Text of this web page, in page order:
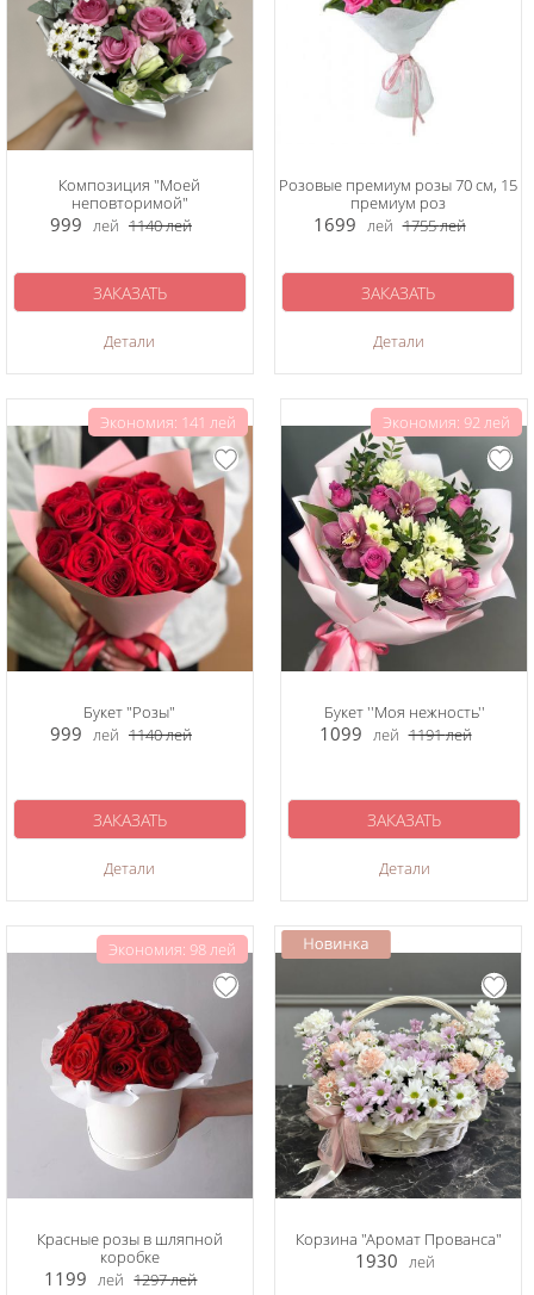
Композиция "Моей
неповторимой"
999 лей 1140лей
Детали
ЗАКАЗАТЬ
Розовые премиум розы 70 см, 15
премиум роз
1699 лей 1755лей
Детали
ЗАКАЗАТЬ
Экономия: 141 лей
Букет "Розы"
999 лей 1140лей
Детали
ЗАКАЗАТЬ
Экономия: 92 лей
Букет ''Моя нежность''
1099 лей 1191лей
Детали
ЗАКАЗАТЬ
Экономия: 98 лей
Красные розы в шляпной
коробке
1199 лей 1297лей
Корзина "Аромат Прованса"
1930 лей